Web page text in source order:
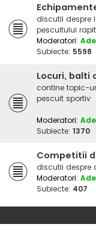
discutii despre
pescuitului
Moderatori:
Subiecte: 5598
Locuri, balti
contine topic-
pescuit sportiv
Moderatori:
Subiecte: 1370
Competitii
discutii despre
Moderatori:
Subiecte: 407